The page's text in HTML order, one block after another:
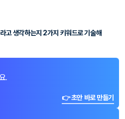
고 생각하는지 2가지 키워드로 기술해
.
👉 초안 바로 만들기